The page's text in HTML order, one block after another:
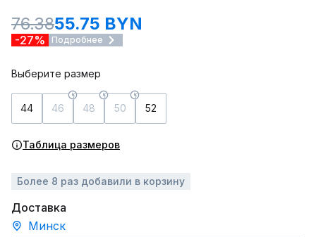
76.3855.75 BYN
-27% Подробнее
Выберите размер
44 46 48 50 52
Таблица размеров
Более 8 раз добавили в корзину
Доставка
Минск